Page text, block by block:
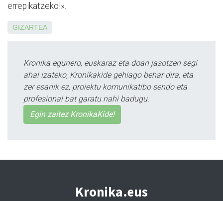
errepikatzeko!».
GIZARTEA
Kronika egunero, euskaraz eta doan jasotzen segi
ahal izateko, Kronikakide gehiago behar dira, eta
zer esanik ez, proiektu komunikatibo sendo eta
profesional bat garatu nahi badugu.
Egin zaitez KronikaKide!
Kronika.eus